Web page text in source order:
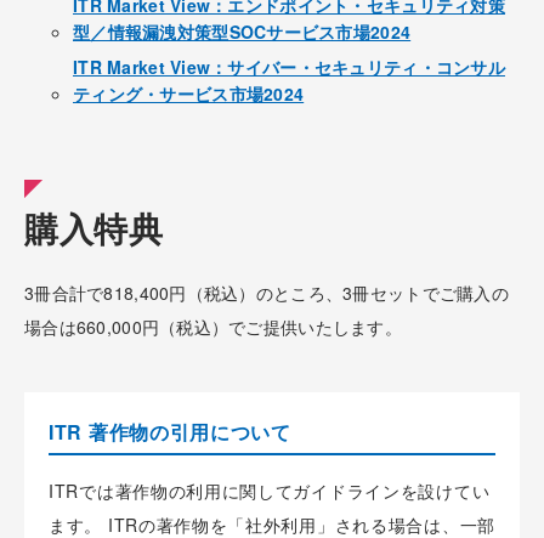
ITR Market View：エンドポイント・セキュリティ対策
型／情報漏洩対策型SOCサービス市場2024
ITR Market View：サイバー・セキュリティ・コンサル
ティング・サービス市場2024
購入特典
3冊合計で818,400円（税込）のところ、3冊セットでご購入の
場合は660,000円（税込）でご提供いたします。
ITR 著作物の引用について
ITRでは著作物の利用に関してガイドラインを設けてい
ます。 ITRの著作物を「社外利用」される場合は、一部